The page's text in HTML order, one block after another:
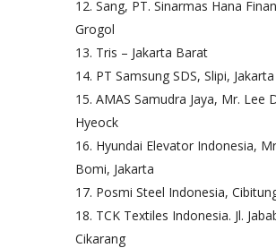
Sang, PT. Sinarmas Hana
Grogol
Tris – Jakarta Barat
PT Samsung SDS, Slipi,
AMAS Samudra Jaya, Mr. Lee
Hyeock
Hyundai Elevator Indonesia,
Bomi, Jakarta
Posmi Steel Indonesia,
TCK Textiles Indonesia. Jl.
Cikarang